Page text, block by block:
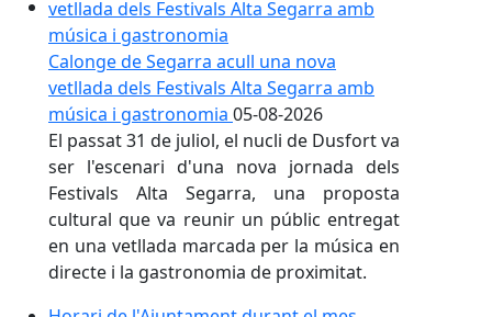
Calonge de Segarra acull una nova
vetllada dels Festivals Alta Segarra amb
música i gastronomia 05-08-2026
El passat 31 de juliol, el nucli de Dusfort va
ser l'escenari d'una nova jornada dels
Festivals Alta Segarra, una proposta
cultural que va reunir un públic entregat
en una vetllada marcada per la música en
directe i la gastronomia de proximitat.